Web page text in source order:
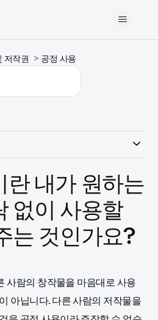
저작권 공정 사용
내가 원하는
없이 사용할
는 것인가요?
사람의 창작물을 마음대로 사용
아닙니다. 다른 사람의 저작물을